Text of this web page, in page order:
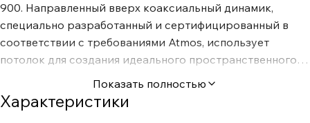
900. Направленный вверх коаксиальный динамик,
специально разработанный и сертифицированный в
соответствии с требованиями Atmos, использует
потолок для создания идеального пространственного
впечатления, которое режиссеры фильмов и сериалов
имели в виду при микшировании звука. Aurora 900
позволяет вам испытать новое звуковое измерение без
Показать полностью
Характеристики